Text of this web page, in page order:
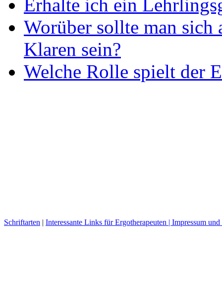
Erhalte ich ein
Worüber sollte man sich
Klaren sein?
Welche Rolle spielt der
Schriftarten | Interessante Links für Ergotherapeuten | Impressum